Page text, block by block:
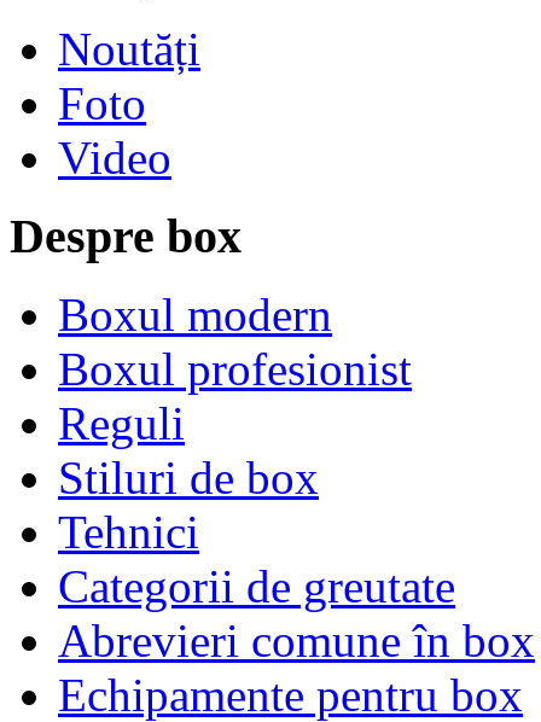
Noutăți
Foto
Video
Despre box
Boxul modern
Boxul profesionist
Reguli
Stiluri de box
Tehnici
Categorii de greutate
Abrevieri comune în box
Echipamente pentru box